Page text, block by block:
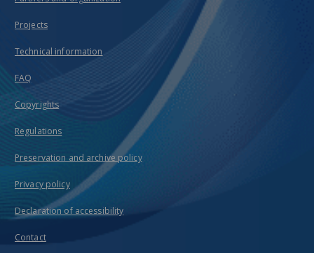
Projects
Technical information
FAQ
Copyrights
Regulations
Preservation and archive policy
Privacy policy
Declaration of accessibility
Contact